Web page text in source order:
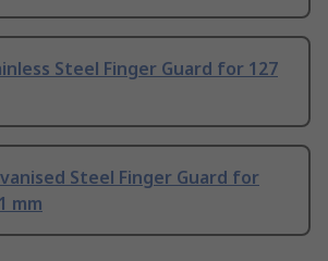
Steel Finger Guard for 127
Steel Finger Guard for
mm